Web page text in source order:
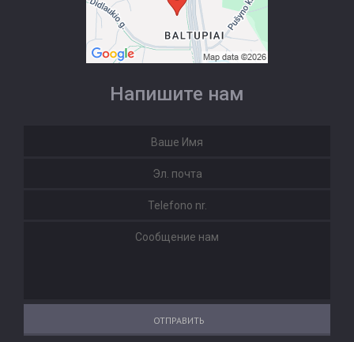
Напишите нам
ОТПРАВИТЬ